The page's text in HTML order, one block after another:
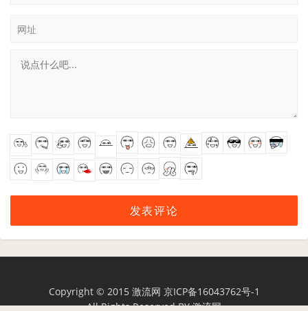
网址
Copyright © 2015 激流网 京ICP备16043762号-1
All Rights Reserved BY激流网